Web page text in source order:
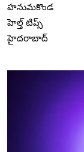
హనుమకొండ
హెల్త్ టిప్స్
హైదరాబాద్